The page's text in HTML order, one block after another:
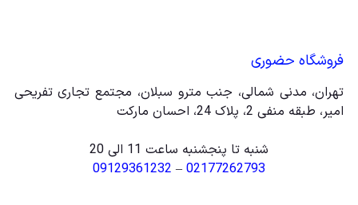
فروشگاه حضوری
تهران، مدنی شمالی، جنب مترو سبلان، مجتمع تجاری تفریحی
امیر، طبقه منفی 2، پلاک 24، احسان مارکت
شنبه تا پنجشنبه ساعت 11 الی 20
02177262793
–
09129361232